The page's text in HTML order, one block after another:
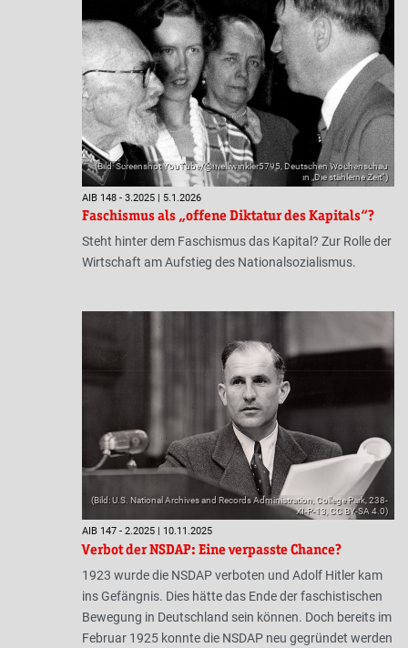
(Bild: Screenshot YouTube/@melliwinkler5795, Deutschen Wochenschau
in „Die stählerne Zeit“)
AIB 148 - 3.2025 | 5.1.2026
Faschismus als „offene Diktatur des Kapitals“?
Steht hinter dem Faschismus das Kapital? Zur Rolle der
Wirtschaft am Aufstieg des Nationalsozialismus.
(Bild: U.S. National Archives and Records Administration, College Park, 238-
XI-P-13, CC BY-SA 4.0)
AIB 147 - 2.2025 | 10.11.2025
Verbot der NSDAP: Eine verpasste Chance?
1923 wurde die NSDAP verboten und Adolf Hitler kam
ins Gefängnis. Dies hätte das Ende der faschistischen
Bewegung in Deutschland sein können. Doch bereits im
Februar 1925 konnte die NSDAP neu gegründet werden